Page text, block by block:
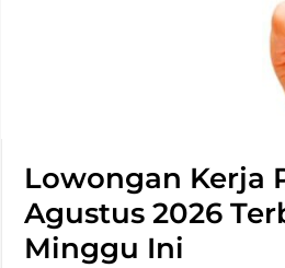
Lowongan Kerja
Agustus 2026
Minggu Ini